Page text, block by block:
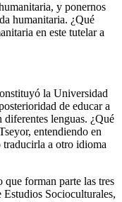
y ponernos
humanitaria. ¿Qué
en este tutelar a
la Universidad
de educar a
diferentes lenguas. ¿Qué
entendiendo en
a otro idioma
forman parte las tres
Estudios Socioculturales,